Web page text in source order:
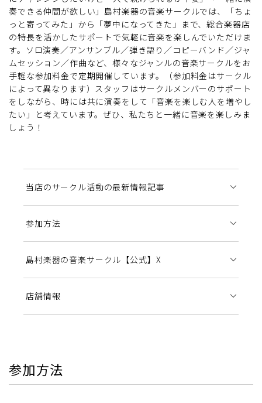
奏できる仲間が欲しい」島村楽器の音楽サークルでは、「ちょ
っと寄ってみた」から「夢中になってきた」まで、総合楽器店
の特長を活かしたサポートで気軽に音楽を楽しんでいただけま
す。ソロ演奏／アンサンブル／弾き語り／コピーバンド／ジャ
ムセッション／作曲など、様々なジャンルの音楽サークルをお
手軽な参加料金で定期開催しています。（参加料金はサークル
によって異なります）スタッフはサークルメンバーのサポート
をしながら、時には共に演奏をして「音楽を楽しむ人を増やし
たい」と考えています。ぜひ、私たちと一緒に音楽を楽しみま
しょう！
当店のサークル活動の最新情報記事
参加方法
島村楽器の音楽サークル【公式】X
店舗情報
参加方法